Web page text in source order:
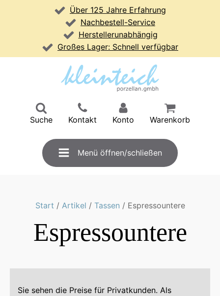
Über 125 Jahre Erfahrung
Nachbestell-Service
Herstellerunabhängig
Großes Lager: Schnell verfügbar
Suche Kontakt Konto Warenkorb
Menü öffnen/schließen
Start / Artikel / Tassen / Espressountere
Espressountere
Sie sehen die Preise für Privatkunden. Als